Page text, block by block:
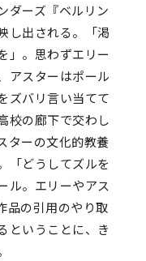
ダーズ『ベルリン
し出される。「渇
」。思わずエリー
アスターはポール
ズバリ言い当てて
校の廊下で交わし
ターの文化的教養
「どうしてズルを
ル。エリーやアス
品の引用のやり取
ということに、き